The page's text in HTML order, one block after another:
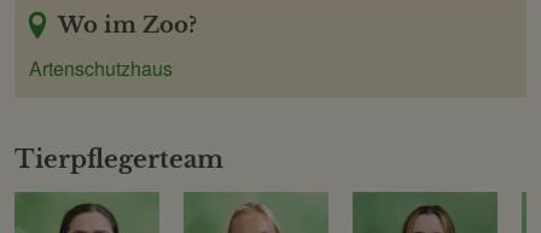
Wo im Zoo?
Artenschutzhaus
Tierpflegerteam